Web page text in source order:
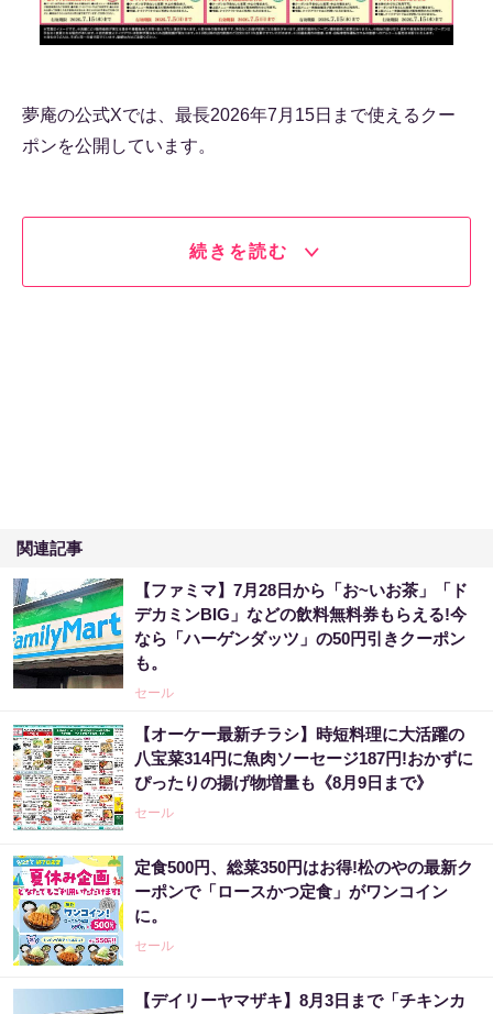
夢庵の公式Xでは、最長2026年7月15日まで使えるクー
ポンを公開しています。
続きを読む
関連記事
【ファミマ】7月28日から「お~いお茶」「ド
デカミンBIG」などの飲料無料券もらえる!今
なら「ハーゲンダッツ」の50円引きクーポン
も。
セール
【オーケー最新チラシ】時短料理に大活躍の
八宝菜314円に魚肉ソーセージ187円!おかずに
ぴったりの揚げ物増量も《8月9日まで》
セール
定食500円、総菜350円はお得!松のやの最新ク
ーポンで「ロースかつ定食」がワンコイン
に。
セール
【デイリーヤマザキ】8月3日まで「チキンカ